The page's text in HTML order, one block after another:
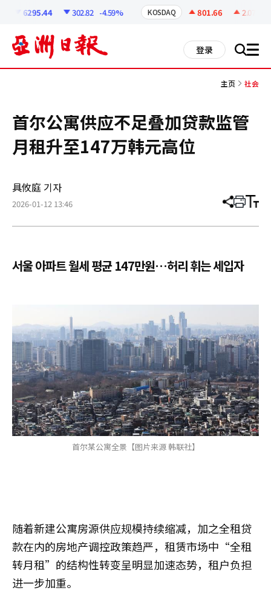
6295.44 302.82 -4.59% KOSDAQ 801.66 2.07
登录 搜 all
主页 社会
首尔公寓供应不足叠加贷款监管
月租升至147万韩元高位
具攸庭 기자
2026-01-12 13:46 分
章
打 调
小
서울 아파트 월세 평균 147만원…허리 휘는 세입자
首尔某公寓全景【图片来源 韩联社】
随着新建公寓房源供应规模持续缩减，加之全租贷
款在内的房地产调控政策趋严，租赁市场中“全租
转月租”的结构性转变呈明显加速态势，租户负担
进一步加重。